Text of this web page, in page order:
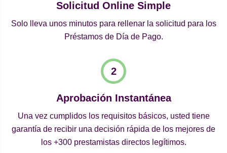
Solicitud Online Simple
Solo lleva unos minutos para rellenar la solicitud para los
Préstamos de Día de Pago.
Aprobación Instantánea
Una vez cumplidos los requisitos básicos, usted tiene
garantía de recibir una decisión rápida de los mejores de
los +300 prestamistas directos legítimos.